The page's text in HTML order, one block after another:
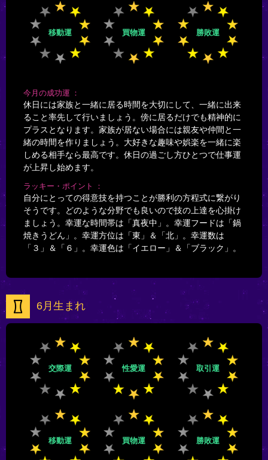
移動運 買物運 勝敗運
今月の成功運
休日には家族と一緒に居る時間を大切にして、一緒に出来
ること率先して行いましょう。傍に居るだけでも精神的に
プラスとなります。家族が居ない場合には親友や仲間と一
緒の時間を作りましょう。大好きな趣味や娯楽を一緒に楽
しめる相手なら最高です。休日の過ごし方ひとつで仕事運
が上昇し始めます。
ラッキー・ポイント
自分にとっての得意技を持つことが勝利の方程式に繋がり
そうです。どのような分野でも良いので技の上達を心掛け
ましょう。幸運な時間帯は「真夜中」。幸運フードは「鍋
焼きうどん」。幸運方位は「東」＆「北」。幸運数は
「３」＆「６」。幸運色は「イエロー」＆「ブラック」。
6月生まれ
交際運 性愛運 取引運
移動運 買物運 勝敗運